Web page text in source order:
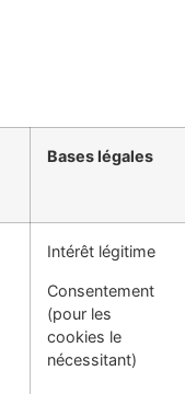
Bases légales
Intérêt légitime
Consentement
(pour les
cookies le
nécessitant)